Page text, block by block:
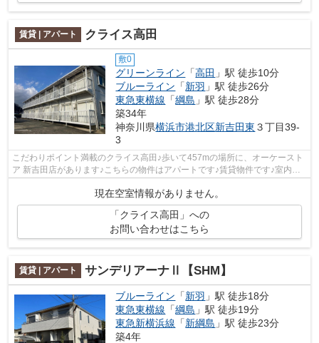
賃貸 | アパート クライス高田
敷0
グリーンライン 「高田 」駅 徒歩10分
ブルーライン 「新羽 」駅 徒歩26分
東急東横線 「綱島 」駅 徒歩28分
築34年
神奈川県横浜市港北区新吉田東 ３丁目39-
3
こだわりポイント満載のクライス高田♪歩いて457mの場所に、オーケースト
ア 新吉田店があります♪こちらの物件はアパートです♪賃貸物件です♪室内環
現在空室情報がありません。
「クライス高田」への
お問い合わせはこちら
賃貸 | アパート サンデリアーナⅡ【SHM】
ブルーライン 「新羽 」駅 徒歩18分
東急東横線 「綱島 」駅 徒歩19分
東急新横浜線 「新綱島 」駅 徒歩23分
築4年